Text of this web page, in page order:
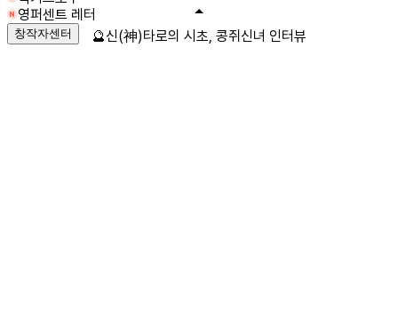
영퍼센트 레터
창작자센터 🔮신(神)타로의 시초, 콩쥐신녀 인터뷰